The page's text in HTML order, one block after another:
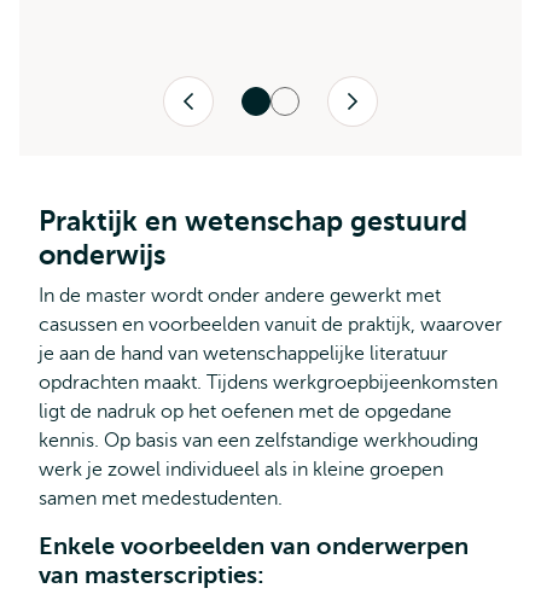
Vorige
Volgende
Praktijk en wetenschap gestuurd
onderwijs
In de master wordt onder andere gewerkt met
casussen en voorbeelden vanuit de praktijk, waarover
je aan de hand van wetenschappelijke literatuur
opdrachten maakt. Tijdens werkgroepbijeenkomsten
ligt de nadruk op het oefenen met de opgedane
kennis. Op basis van een zelfstandige werkhouding
werk je zowel individueel als in kleine groepen
samen met medestudenten.
Enkele voorbeelden van onderwerpen
van masterscripties: